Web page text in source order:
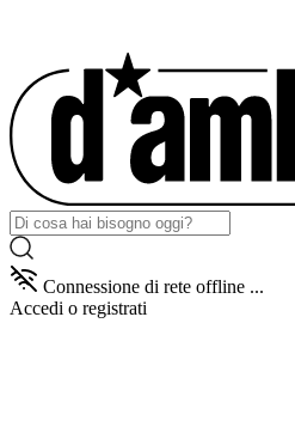
Connessione di rete offline ...
Accedi o registrati